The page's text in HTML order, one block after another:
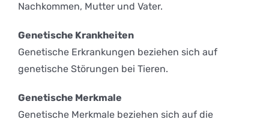
Nachkommen, Mutter und Vater.
Genetische Krankheiten
Genetische Erkrankungen beziehen sich auf
genetische Störungen bei Tieren.
Genetische Merkmale
Genetische Merkmale beziehen sich auf die